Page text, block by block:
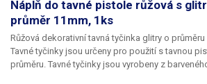
Náplň do tavné pistole růžová s
průměr 11mm, 1ks
Růžová dekorativní tavná tyčinka glitry o
Tavné tyčinky jsou určeny pro použití s tavnou
průměru. Tavné tyčinky jsou vyrobeny z